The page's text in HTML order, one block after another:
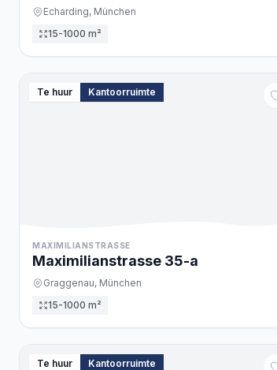
Echarding, München
15-1000 m²
Te huur Kantoorruimte
MAXIMILIANSTRASSE
Maximilianstrasse 35-a
Graggenau, München
15-1000 m²
Te huur Kantoorruimte